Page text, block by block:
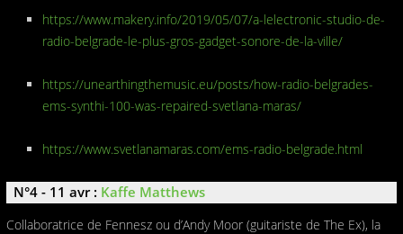
https://www.makery.info/2019/05/07/a-lelectronic-studio-de-
radio-belgrade-le-plus-gros-gadget-sonore-de-la-ville/
https://unearthingthemusic.eu/posts/how-radio-belgrades-
ems-synthi-100-was-repaired-svetlana-maras/
https://www.svetlanamaras.com/ems-radio-belgrade.html
N°4 - 11 avr : Kaffe Matthews
Collaboratrice de Fennesz ou d’Andy Moor (guitariste de The Ex), la